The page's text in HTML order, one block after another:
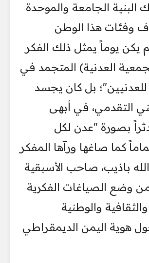
البنية الجامعة والموحدة
وفئات هذا الوطن
يكن يوماً يمثل ذلك الفكر
العدنية) المتجمد في
بل كان يجسد
التقدمي، في أبهى
بصورة "عدن لكل
كما صاغها ورآها المفكر
باذيب، صاحب الأسبقية
وضع الصياغات الفكرية
والوطنية
هوية اليمن الديمقراطي